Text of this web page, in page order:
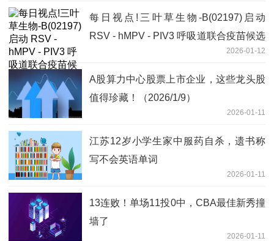
每日视点!三叶草生物-B(02197)启动
RSV - hMPV - PIV3 呼吸道联合疫苗候选
2026-01-12
A股算力中心股票上市企业，这些龙头股
值得珍藏！（2026/1/9）
2026-01-11
江苏12岁小学生家中服药自杀，遗书称
写不会英语单词
2026-01-11
13连败！单场11投0中，CBA最佳新秀撞
墙了
2026-01-11